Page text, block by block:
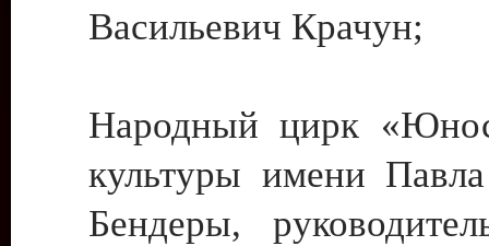
Васильевич Крачун;
Народный цирк
культуры имени
Бендеры,